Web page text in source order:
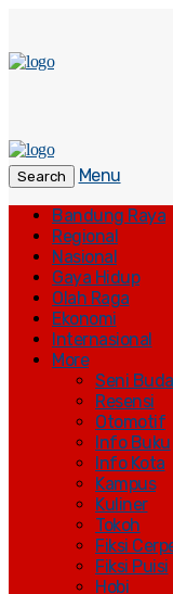
Search
Menu
Bandung Raya
Regional
Nasional
Gaya Hidup
Olah Raga
Ekonomi
Internasional
More
Seni
Resensi
Otomotif
Info Buku
Info Kota
Kampus
Kuliner
Tokoh
Fiksi
Fiksi Puisi
Hobi